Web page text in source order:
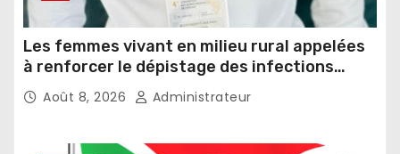
Les femmes vivant en milieu rural appelées
à renforcer le dépistage des infections
sexuellement transmissibles
Août 8, 2026 Administrateur